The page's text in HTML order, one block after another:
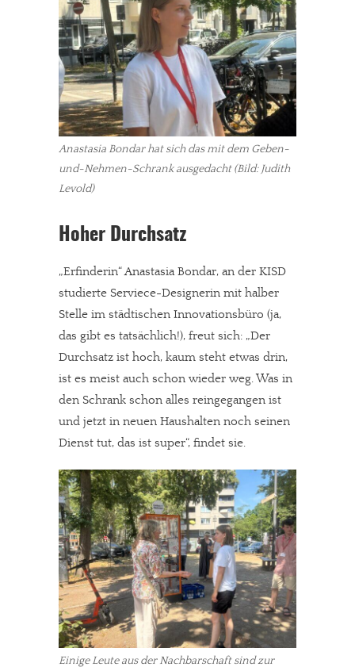
Anastasia Bondar hat sich das mit dem Geben-
und-Nehmen-Schrank ausgedacht (Bild: Judith
Levold)
Hoher Durchsatz
„Erfinderin“ Anastasia Bondar, an der KISD
studierte Serviece-Designerin mit halber
Stelle im städtischen Innovationsbüro (ja,
das gibt es tatsächlich!), freut sich: „Der
Durchsatz ist hoch, kaum steht etwas drin,
ist es meist auch schon wieder weg. Was in
den Schrank schon alles reingegangen ist
und jetzt in neuen Haushalten noch seinen
Dienst tut, das ist super“, findet sie.
Einige Leute aus der Nachbarschaft sind zur